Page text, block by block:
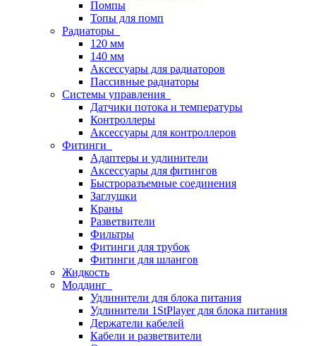
Помпы
Топы для помп
Радиаторы
120 мм
140 мм
Аксессуары для радиаторов
Пассивные радиаторы
Системы управления
Датчики потока и температуры
Контроллеры
Аксессуары для контроллеров
Фитинги
Адаптеры и удлинители
Аксессуары для фитингов
Быстроразъемные соединения
Заглушки
Краны
Разветвители
Фильтры
Фитинги для трубок
Фитинги для шлангов
Жидкость
Моддинг
Удлинители для блока питания
Удлинители 1StPlayer для блока питания
Держатели кабелей
Кабели и разветвители